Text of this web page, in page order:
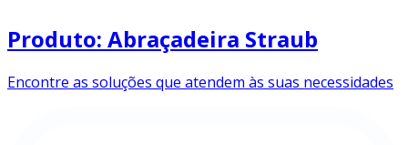
Produto: Abraçadeira Straub
Encontre as soluções que atendem às suas necessidades